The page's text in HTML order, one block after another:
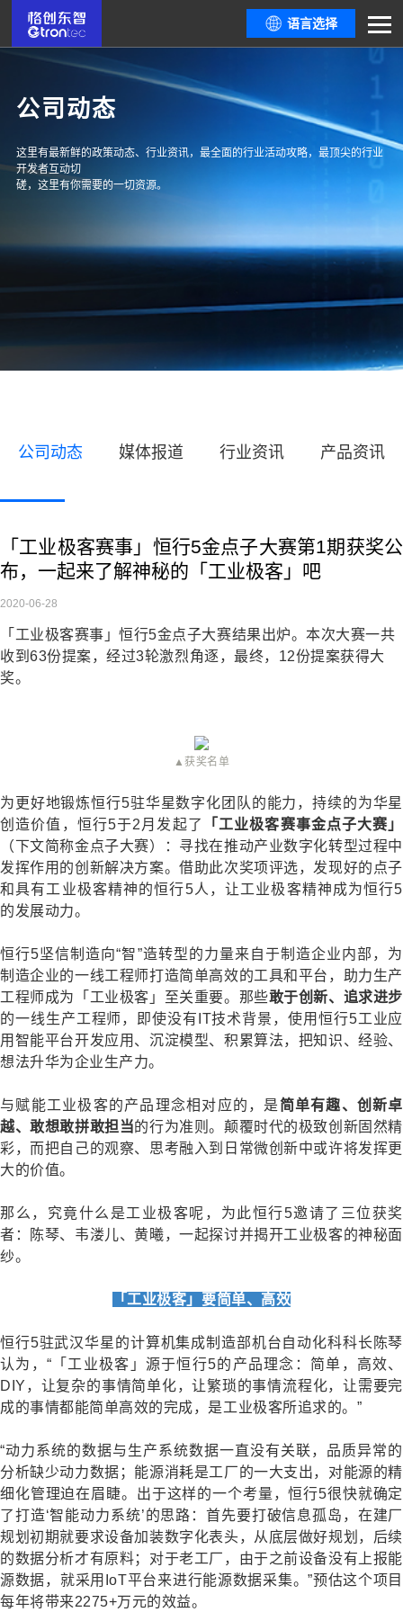
语言选择
公司动态
这里有最新鲜的政策动态、行业资讯，最全面的行业活动攻略，最顶尖的行业
开发者互动切
磋，这里有你需要的一切资源。
公司动态 媒体报道 行业资讯 产品资讯
「工业极客赛事」恒行5金点子大赛第1期获奖公
布，一起来了解神秘的「工业极客」吧
2020-06-28
「工业极客赛事」恒行5金点子大赛结果出炉。本次大赛一共
收到63份提案，经过3轮激烈角逐，最终， 12份提案获得大
奖。
▲获奖名单
为更好地锻炼恒行5驻华星数字化团队的能力，持续的为华星
创造价值，恒行5于2 月发起了
「工业极客赛事金点子大赛」
（下文简称金点子大赛）：寻找在推动产业数字化转型过程中
发挥作用的创新解决方案。借助此次奖项评选，发现好的点子
和具有工业极客精神的恒行5人，让工业极客精神成为恒行5
的发展动力。
恒行5坚信制造向“智”造转型的力量来自于制造企业内部，为
制造企业的一线工程师打造简单高效的工具和平台，助力生产
工程师成为「工业极客」至关重要。那些敢于创新、追求进步
的一线生产工程师，即使没有 IT技术背景，使用恒行5工业应
用智能平台开发应用、沉淀模型、积累算法，把知识、经验、
想法升华为企业生产力。
与赋能工业极客的产品理念相对应的，是简单有趣、创新卓
越、敢想敢拼敢担当的行为准则。颠覆时代的极致创新固然精
彩，而把自己的观察、思考融入到日常微创新中或许将发挥更
大的价值。
那么，究竟什么是工业极客呢，为此恒行5邀请了三位获奖
者：陈琴、韦溇儿、黄曦，一起探讨并揭开工业极客的神秘面
纱。
「工业极客」要简单、高效
恒行5驻武汉华星的计算机集成制造部机台自动化科科长陈琴
认为，“「工业极客」源于恒行5的产品理念：简单，高效、
DIY ，让复杂的事情简单化，让繁琐的事情流程化，让需要完
成的事情都能简单高效的完成，是工业极客所追求的。 ”
“动力系统的数据与生产系统数据一直没有关联，品质异常的
分析缺少动力数据；能源消耗是工厂的一大支出，对能源的精
细化管理迫在眉睫。出于这样的一个考量，恒行5很快就确定
了打造‘智能动力系统’的思路：首先要打破信息孤岛，在建厂
规划初期就要求设备加装数字化表头，从底层做好规划，后续
的数据分析才有原料；对于老工厂，由于之前设备没有上报能
源数据，就采用 IoT平台来进行能源数据采集。”预估这个项目
每年将带来2275+万元的效益。